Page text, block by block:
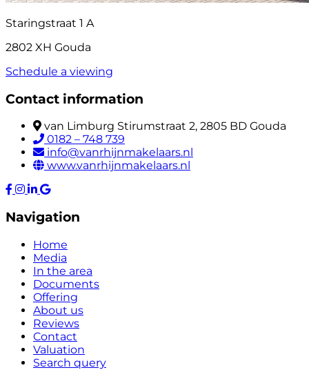
Staringstraat 1 A
2802 XH Gouda
Schedule a viewing
Contact information
van Limburg Stirumstraat 2, 2805 BD Gouda
0182 – 748 739
info@vanrhijnmakelaars.nl
www.vanrhijnmakelaars.nl
Navigation
Home
Media
In the area
Documents
Offering
About us
Reviews
Contact
Valuation
Search query